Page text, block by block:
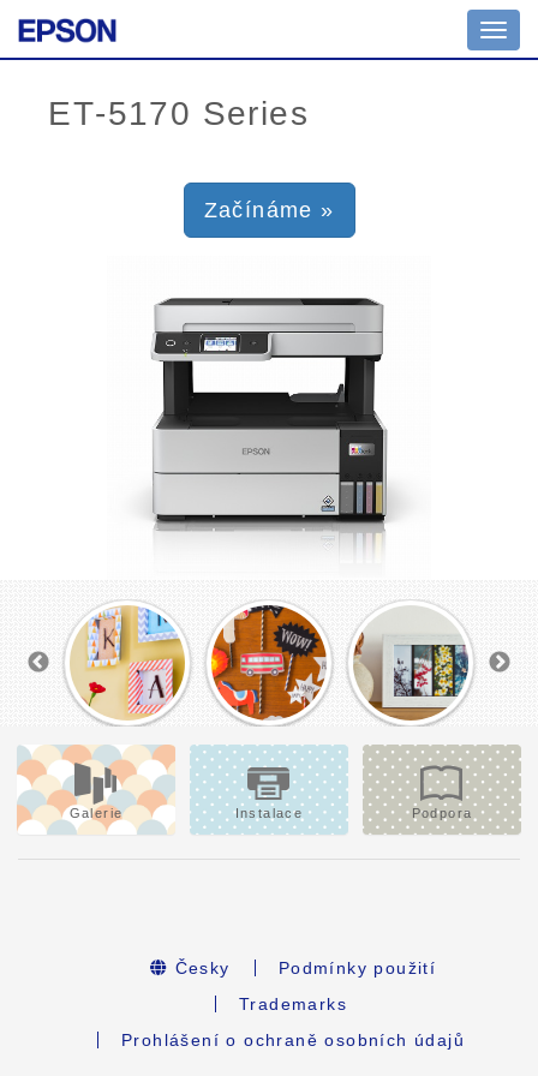
Začínáme »
Galerie Instalace Podpora
Česky
Podmínky použití
Trademarks
Prohlášení o ochraně osobních údajů